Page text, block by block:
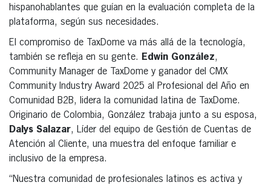
hispanohablantes que guían en la evaluación completa de la
plataforma, según sus necesidades.
El compromiso de TaxDome va más allá de la tecnología,
también se refleja en su gente.
Edwin González,
Community Manager de TaxDome y ganador del CMX
Community Industry Award 2025 al Profesional del Año en
Comunidad B2B, lidera la comunidad latina de TaxDome.
Originario de Colombia, González trabaja junto a su esposa,
Dalys Salazar, Líder del equipo de Gestión de Cuentas de
Atención al Cliente, una muestra del enfoque familiar e
inclusivo de la empresa.
“Nuestra comunidad de profesionales latinos es activa y